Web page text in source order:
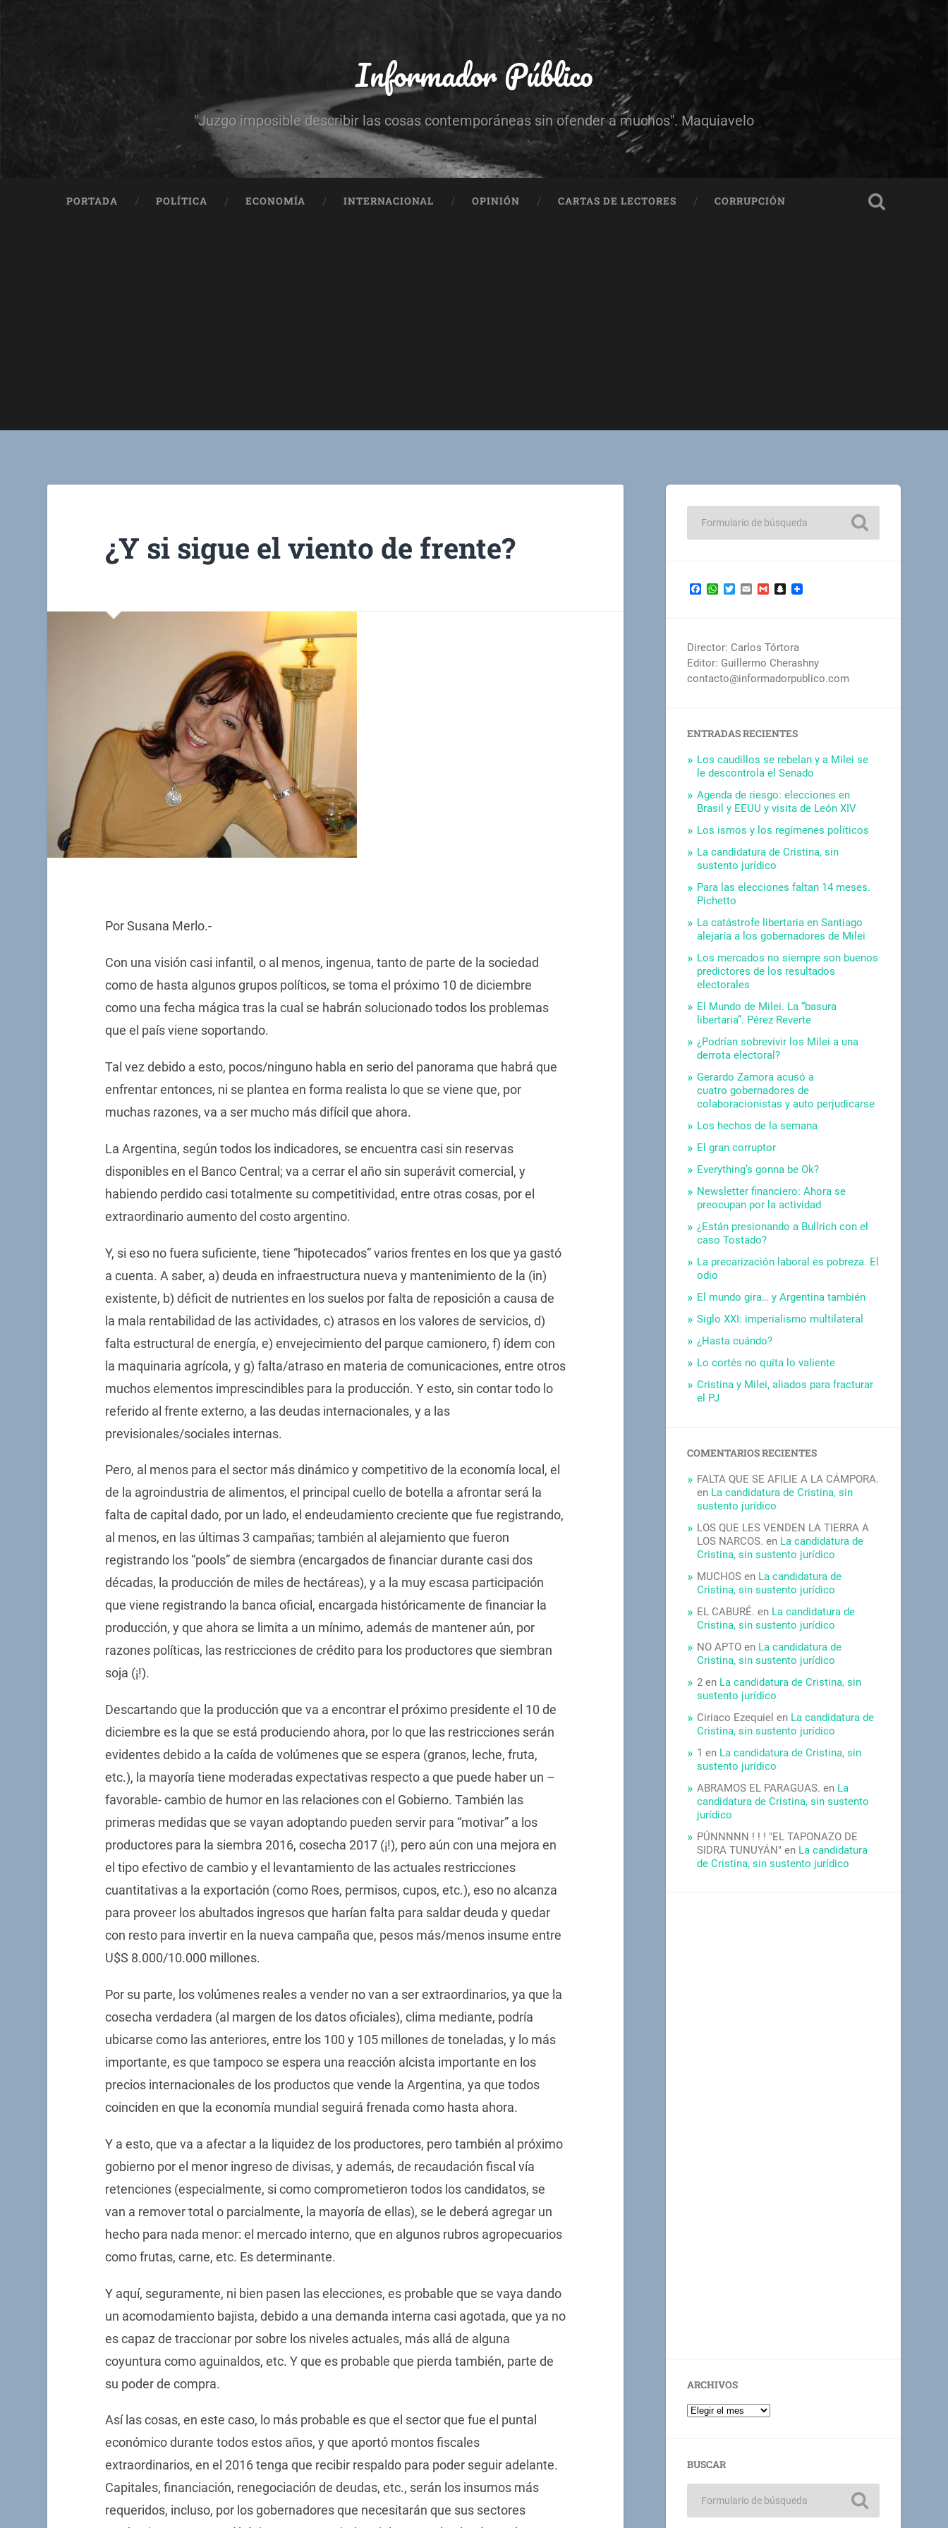
Informador Público
"Juzgo imposible describir las cosas contemporáneas sin ofender a muchos". Maquiavelo
PORTADA POLÍTICA ECONOMÍA INTERNACIONAL OPINIÓN CARTAS DE LECTORES CORRUPCIÓN
¿Y si sigue el viento de frente?
Por Susana Merlo.-
Con una visión casi infantil, o al menos, ingenua, tanto de parte de la sociedad
como de hasta algunos grupos políticos, se toma el próximo 10 de diciembre
como una fecha mágica tras la cual se habrán solucionado todos los problemas
que el país viene soportando.
Tal vez debido a esto, pocos/ninguno habla en serio del panorama que habrá que
enfrentar entonces, ni se plantea en forma realista lo que se viene que, por
muchas razones, va a ser mucho más difícil que ahora.
La Argentina, según todos los indicadores, se encuentra casi sin reservas
disponibles en el Banco Central; va a cerrar el año sin superávit comercial, y
habiendo perdido casi totalmente su competitividad, entre otras cosas, por el
extraordinario aumento del costo argentino.
Y, si eso no fuera suficiente, tiene “hipotecados” varios frentes en los que ya gastó
a cuenta. A saber, a) deuda en infraestructura nueva y mantenimiento de la (in)
existente, b) déficit de nutrientes en los suelos por falta de reposición a causa de
la mala rentabilidad de las actividades, c) atrasos en los valores de servicios, d)
falta estructural de energía, e) envejecimiento del parque camionero, f) ídem con
la maquinaria agrícola, y g) falta/atraso en materia de comunicaciones, entre otros
muchos elementos imprescindibles para la producción. Y esto, sin contar todo lo
referido al frente externo, a las deudas internacionales, y a las
previsionales/sociales internas.
Pero, al menos para el sector más dinámico y competitivo de la economía local, el
de la agroindustria de alimentos, el principal cuello de botella a afrontar será la
falta de capital dado, por un lado, el endeudamiento creciente que fue registrando,
al menos, en las últimas 3 campañas; también al alejamiento que fueron
registrando los “pools” de siembra (encargados de financiar durante casi dos
décadas, la producción de miles de hectáreas), y a la muy escasa participación
que viene registrando la banca oficial, encargada históricamente de financiar la
producción, y que ahora se limita a un mínimo, además de mantener aún, por
razones políticas, las restricciones de crédito para los productores que siembran
soja (¡!).
Descartando que la producción que va a encontrar el próximo presidente el 10 de
diciembre es la que se está produciendo ahora, por lo que las restricciones serán
evidentes debido a la caída de volúmenes que se espera (granos, leche, fruta,
etc.), la mayoría tiene moderadas expectativas respecto a que puede haber un –
favorable- cambio de humor en las relaciones con el Gobierno. También las
primeras medidas que se vayan adoptando pueden servir para “motivar” a los
productores para la siembra 2016, cosecha 2017 (¡!), pero aún con una mejora en
el tipo efectivo de cambio y el levantamiento de las actuales restricciones
cuantitativas a la exportación (como Roes, permisos, cupos, etc.), eso no alcanza
para proveer los abultados ingresos que harían falta para saldar deuda y quedar
con resto para invertir en la nueva campaña que, pesos más/menos insume entre
U$S 8.000/10.000 millones.
Por su parte, los volúmenes reales a vender no van a ser extraordinarios, ya que la
cosecha verdadera (al margen de los datos oficiales), clima mediante, podría
ubicarse como las anteriores, entre los 100 y 105 millones de toneladas, y lo más
importante, es que tampoco se espera una reacción alcista importante en los
precios internacionales de los productos que vende la Argentina, ya que todos
coinciden en que la economía mundial seguirá frenada como hasta ahora.
Y a esto, que va a afectar a la liquidez de los productores, pero también al próximo
gobierno por el menor ingreso de divisas, y además, de recaudación fiscal vía
retenciones (especialmente, si como comprometieron todos los candidatos, se
van a remover total o parcialmente, la mayoría de ellas), se le deberá agregar un
hecho para nada menor: el mercado interno, que en algunos rubros agropecuarios
como frutas, carne, etc. Es determinante.
Y aquí, seguramente, ni bien pasen las elecciones, es probable que se vaya dando
un acomodamiento bajista, debido a una demanda interna casi agotada, que ya no
es capaz de traccionar por sobre los niveles actuales, más allá de alguna
coyuntura como aguinaldos, etc. Y que es probable que pierda también, parte de
su poder de compra.
Así las cosas, en este caso, lo más probable es que el sector que fue el puntal
económico durante todos estos años, y que aportó montos fiscales
extraordinarios, en el 2016 tenga que recibir respaldo para poder seguir adelante.
Capitales, financiación, renegociación de deudas, etc., serán los insumos más
requeridos, incluso, por los gobernadores que necesitarán que sus sectores
Facebook
WhatsApp
TwitterEmailGmailSnapchat
Director: Carlos Tórtora
Editor: Guillermo Cherashny
contacto@informadorpublico.com
ENTRADAS RECIENTES
Los caudillos se rebelan y a Milei se
le descontrola el Senado
Agenda de riesgo: elecciones en
Brasil y EEUU y visita de León XIV
Los ismos y los regímenes políticos
La candidatura de Cristina, sin
sustento jurídico
Para las elecciones faltan 14 meses.
Pichetto
La catástrofe libertaria en Santiago
alejaría a los gobernadores de Milei
Los mercados no siempre son buenos
predictores de los resultados
electorales
El Mundo de Milei. La “basura
libertaria”. Pérez Reverte
¿Podrían sobrevivir los Milei a una
derrota electoral?
Gerardo Zamora acusó a
cuatro gobernadores de
colaboracionistas y auto perjudicarse
Los hechos de la semana
El gran corruptor
Everything’s gonna be Ok?
Newsletter financiero: Ahora se
preocupan por la actividad
¿Están presionando a Bullrich con el
caso Tostado?
La precarización laboral es pobreza. El
odio
El mundo gira… y Argentina también
Siglo XXI: imperialismo multilateral
¿Hasta cuándo?
Lo cortés no quita lo valiente
Cristina y Milei, aliados para fracturar
el PJ
COMENTARIOS RECIENTES
FALTA QUE SE AFILIE A LA CÁMPORA.
en La candidatura de Cristina, sin
sustento jurídico
LOS QUE LES VENDEN LA TIERRA A
LOS NARCOS. en La candidatura de
Cristina, sin sustento jurídico
MUCHOS en La candidatura de
Cristina, sin sustento jurídico
EL CABURÉ. en La candidatura de
Cristina, sin sustento jurídico
NO APTO en La candidatura de
Cristina, sin sustento jurídico
2 en La candidatura de Cristina, sin
sustento jurídico
Ciriaco Ezequiel en La candidatura de
Cristina, sin sustento jurídico
1 en La candidatura de Cristina, sin
sustento jurídico
ABRAMOS EL PARAGUAS. en La
candidatura de Cristina, sin sustento
jurídico
PÚNNNNN ! ! ! "EL TAPONAZO DE
SIDRA TUNUYÁN" en La candidatura
de Cristina, sin sustento jurídico
ARCHIVOS
BUSCAR